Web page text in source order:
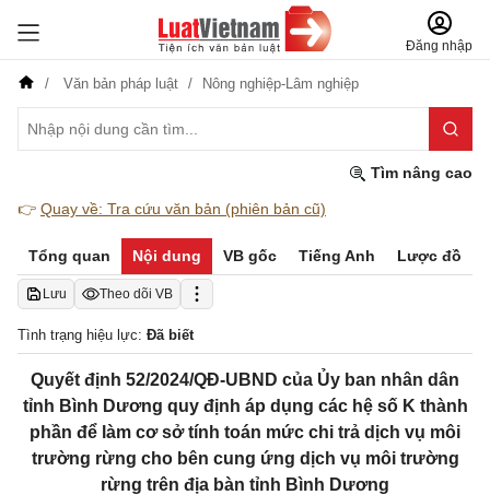
Đăng nhập
Văn bản pháp luật Nông nghiệp-Lâm nghiệp
Tìm nâng cao
👉 Quay về: Tra cứu văn bản (phiên bản cũ)
Tổng quan Nội dung VB gốc Tiếng Anh Lược đồ
Lưu Theo dõi VB
Tình trạng hiệu lực: Đã biết
Quyết định 52/2024/QĐ-UBND của Ủy ban nhân dân
tỉnh Bình Dương ​quy định áp dụng các hệ số K thành
phần để làm cơ sở tính toán mức chi trả dịch vụ môi
trường rừng cho bên cung ứng dịch vụ môi trường
rừng trên địa bàn tỉnh Bình Dương​